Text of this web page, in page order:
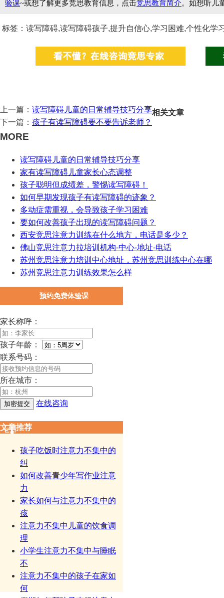
验课~或想了解更多竞思教育信息，点击竞思教育简介。如想听儿
标签：读写障碍,读写障碍孩子,提升自信心,学习困难,个性化学
上一篇： 读写障碍儿童的日常辅导技巧分享
下一篇： 孩子有读写障碍要不要告诉老师？
相关文章
MORE
读写障碍儿童的日常辅导技巧分享
家有读写障碍儿童家长心态调整
孩子聪明但成绩差，警惕读写障碍！
如何早期发现孩子有读写障碍的迹象？
多动症需重视，会导致孩子学习困难
要如何改善孩子出现的读写障碍问题？
西安竞思注意力训练在什么地方，电话是多少？
佛山竞思注意力拉培训机构-中心-地址-电话
苏州竞思注意力培训中心地址，苏州竞思训练中心在哪
苏州竞思注意力训练效果怎么样
预约免费体验课
家长称呼：
孩子年龄：
联系号码：
所在城市：
在线咨询
文章推荐
孩子吃饭时注意力不集中的
纠
如何改善青少年写作业注意
力
家长如何与注意力不集中的
孩
注意力不集中儿童的饮食调
理
小学生注意力不集中与睡眠
不
注意力不集中的孩子在家如
何